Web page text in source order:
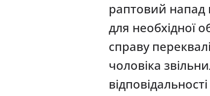
раптовий напад
для необхідної
справу
чоловіка
відповідальності